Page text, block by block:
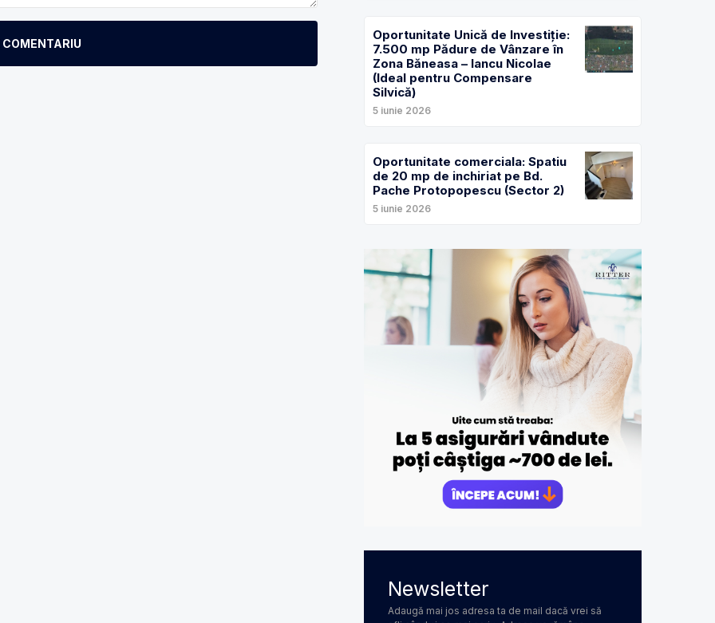
Oportunitate Unică de Investiție:
7.500 mp Pădure de Vânzare în
Zona Băneasa – Iancu Nicolae
(Ideal pentru Compensare
Silvică)
5 iunie 2026
Oportunitate comerciala: Spatiu
de 20 mp de inchiriat pe Bd.
Pache Protopopescu (Sector 2)
5 iunie 2026
Newsletter
Adaugă mai jos adresa ta de mail dacă vrei să